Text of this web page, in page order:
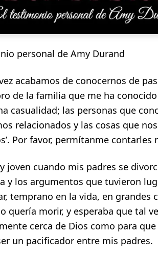
personal de Amy Durand
acabamos de conocernos de
de la familia que me ha
casualidad; las personas que
relacionados y las cosas que
Por favor, permítanme
joven cuando mis padres se
y los argumentos que tuvieron
temprano en la vida, en grandes
quería morir, y esperaba que tal
cerca de Dios como para
un pacificador entre mis padres.